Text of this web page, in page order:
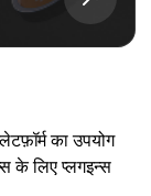
का उपयोग
के लिए प्लगइन्स